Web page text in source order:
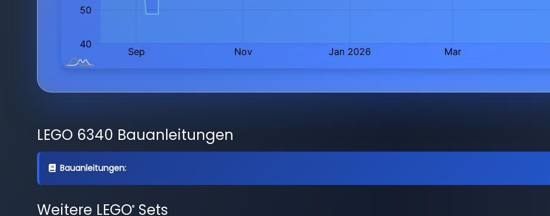
LEGO 6340 Bauanleitungen
Bauanleitungen:
Weitere LEGO®Sets